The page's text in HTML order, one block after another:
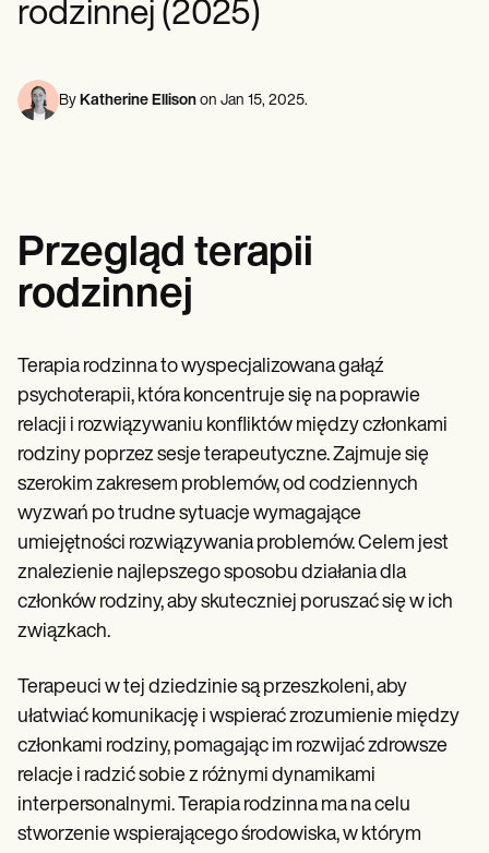
Specjaliści ds. Zdrowia Psychicznego
Pracownicy socjalni
Psychologowie
Pielęgniarki
Porównanie
Przewodniki po aplikacjach
Szablony
Szablon Superbill
Szablon notatki SOAP
Szablon planu leczenia
Informed Consent Form
Social Work Treatment Plans
DAR Note Template
Patient Visit Summary Template
Help Center
Demos
Training Hub
Webinars
Switch to Carepatron
Become a Partner
Pricing
Login
Get started
Insurance claims
Speech therapists
Life coaches
Massage therapists
rodzinnej (2025)
By Katherine Ellison on Jan 15, 2025.
Przegląd terapii
rodzinnej
Terapia rodzinna to wyspecjalizowana gałąź
psychoterapii, która koncentruje się na poprawie
relacji i rozwiązywaniu konfliktów między członkami
rodziny poprzez sesje terapeutyczne. Zajmuje się
szerokim zakresem problemów, od codziennych
wyzwań po trudne sytuacje wymagające
umiejętności rozwiązywania problemów. Celem jest
znalezienie najlepszego sposobu działania dla
członków rodziny, aby skuteczniej poruszać się w ich
związkach.
Terapeuci w tej dziedzinie są przeszkoleni, aby
ułatwiać komunikację i wspierać zrozumienie między
członkami rodziny, pomagając im rozwijać zdrowsze
relacje i radzić sobie z różnymi dynamikami
interpersonalnymi. Terapia rodzinna ma na celu
stworzenie wspierającego środowiska, w którym